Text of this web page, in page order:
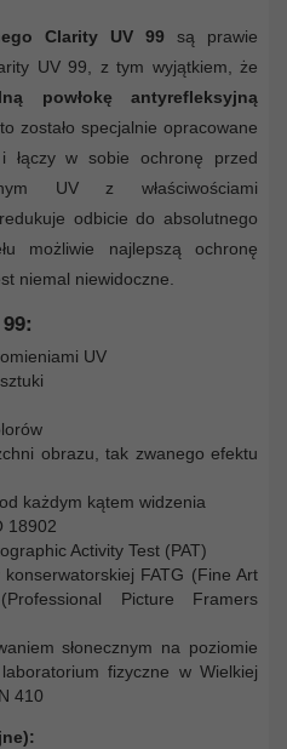
Clarity UV 99 są prawie
UV 99, z tym wyjątkiem, że
powłokę antyrefleksyjną
to zostało specjalnie opracowane
łączy w sobie ochronę przed
UV z właściwościami
odbicie do absolutnego
możliwie najlepszą ochronę
niemal niewidoczne.
UV
obrazu, tak zwanego efektu
każdym kątem widzenia
18902
Activity Test (PAT)
FATG (Fine Art
Picture Framers
słonecznym na poziomie
fizyczne w Wielkiej
410